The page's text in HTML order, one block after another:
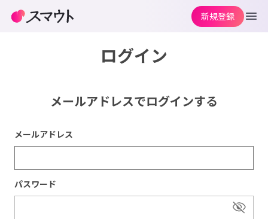
ログイン
メールアドレスでログインする
メールアドレス
パスワード
新規登録